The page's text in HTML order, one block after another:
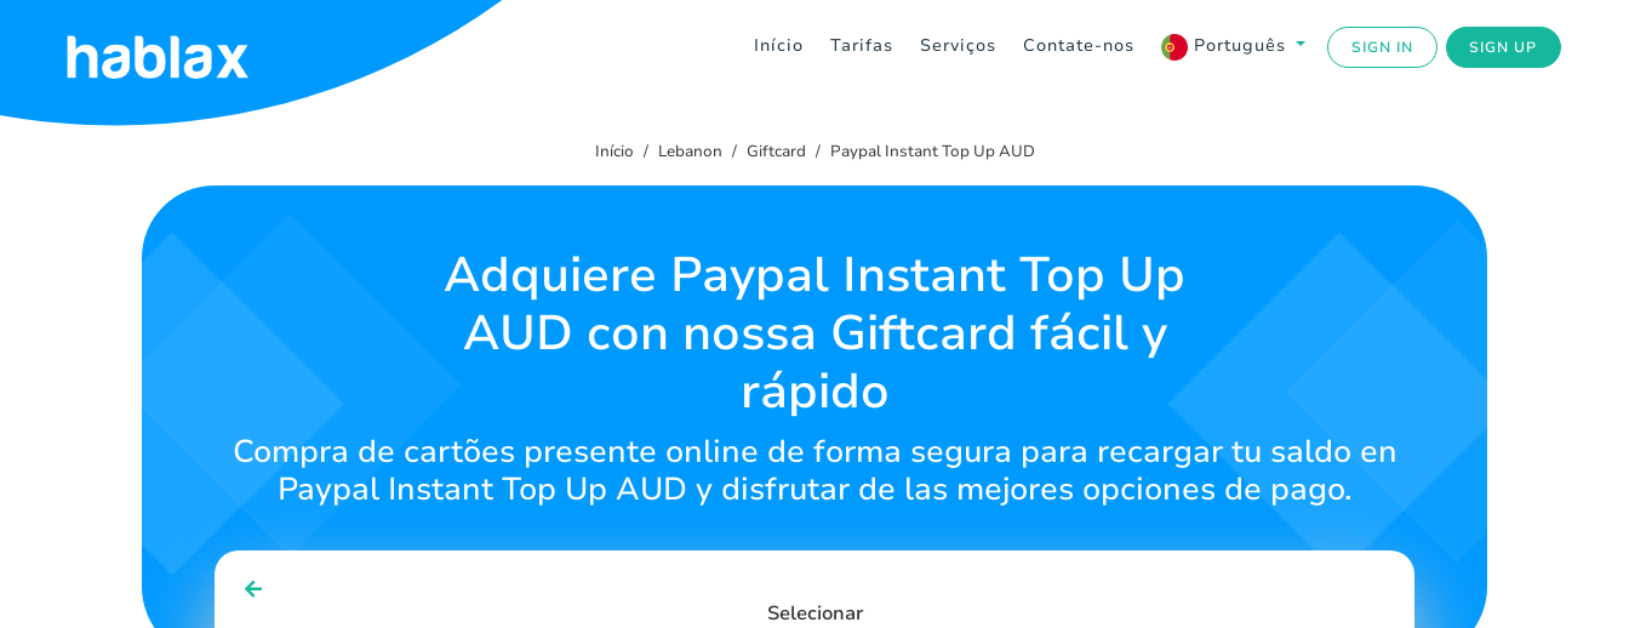
Início Tarifas Serviços Contate-nos Português SIGN IN SIGN UP
Início
Início Lebanon Giftcard Paypal Instant Top Up AUD
Adquiere Paypal Instant Top Up
AUD con nossa Giftcard fácil y
rápido
Compra de cartões presente online de forma segura para recargar tu saldo en
Paypal Instant Top Up AUD y disfrutar de las mejores opciones de pago.
Selecionar